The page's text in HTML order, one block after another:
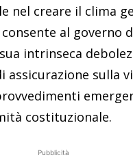
nel creare il clima
al governo
intrinseca
assicurazione sulla
costituzionale.
Pubblicità